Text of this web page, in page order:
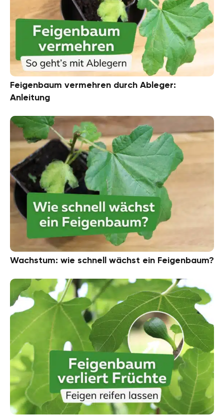
Feigenbaum vermehren durch Ableger:
Anleitung
Wachstum: wie schnell wächst ein Feigenbaum?